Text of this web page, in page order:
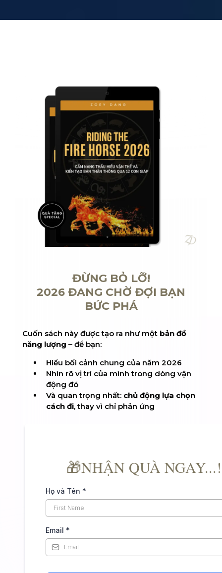
ĐỪNG BỎ LỠ!
2026 ĐANG CHỜ ĐỢI BẠN
BỨC PHÁ
Cuốn sách này được tạo ra như một bản đồ
năng lượng – để bạn:
Hiểu bối cảnh chung của năm 2026
Nhìn rõ vị trí của mình trong dòng vận
động đó
Và quan trọng nhất: chủ động lựa chọn
cách đi, thay vì chỉ phản ứng
🎁NHẬN QUÀ NGAY...!
Họ và Tên *
Email *